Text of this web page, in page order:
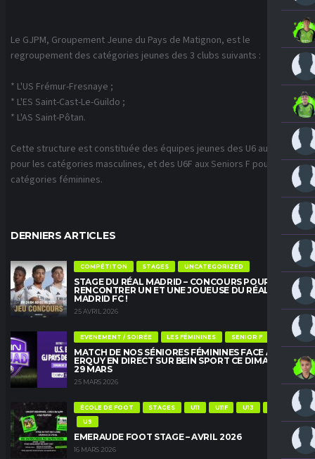
Le GJPM, Groupement Jeune du Pays de Matignon, est le
regroupement des catégories jeunes des 3 clubs suivants :
* L'US Frémur-Fresnaye ;
* L'ES Saint-Cast-Le-Guildo ;
* L'AS Saint-Pôtan.
Cette structure est constituée des équipes jeunes des U6 aux U18
pour les catégories masculines, et des U6F aux Seniors F pour les
catégories féminines.
DERNIERS ARTICLES
COMPÉTITON STAGES UNCATEGORIZED
STAGE DU RÉAL MADRID – CONCOURS POUR
RENCONTRER UN ET UNE JOUEUSE DU RÉAL
MADRID FC !
25 AVRIL 2026
EVENEMENT / SOIRÉE LES FÉMININES SENIOR F
MATCH DE NOS SÉNIORES FÉMININES FACE À
ERQUY EN DIRECT SUR BEIN SPORT CE DIMANCHE
29 MARS
25 MARS 2026
ÉCOLE DE FOOT STAGES U11 U11F U13
U9
EMERAUDE FOOT STAGE – AVRIL 2026
16 MARS 2026